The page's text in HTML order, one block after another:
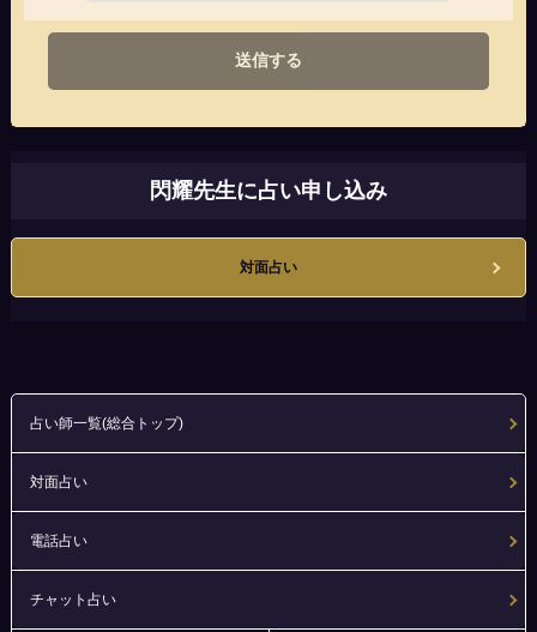
送信する
閃耀先生に占い申し込み
対面占い
占い師一覧(総合トップ)
対面占い
電話占い
チャット占い